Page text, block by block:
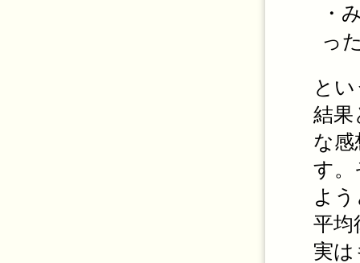
・
っ
と
結果
な
す。
よ
平均
実